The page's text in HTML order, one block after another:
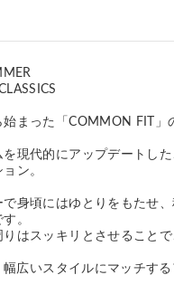
始まった「COMMON FIT」
現代的にアップデートし
ン。
身頃にはゆとりをもたせ
。
はスッキリとさせること
広いスタイルにマッチする